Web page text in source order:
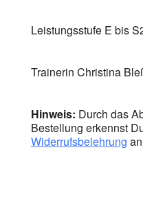
Leistungsstufe E bis
Trainerin Christina
Hinweis: Durch das
Bestellung erkennst
Widerrufsbelehrung